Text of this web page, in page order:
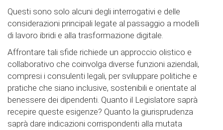
Questi sono solo alcuni degli interrogativi e delle
considerazioni principali legate al passaggio a modelli
di lavoro ibridi e alla trasformazione digitale.
Affrontare tali sfide richiede un approccio olistico e
collaborativo che coinvolga diverse funzioni aziendali,
compresi i consulenti legali, per sviluppare politiche e
pratiche che siano inclusive, sostenibili e orientate al
benessere dei dipendenti. Quanto il Legislatore saprà
recepire queste esigenze? Quanto la giurisprudenza
saprà dare indicazioni corrispondenti alla mutata